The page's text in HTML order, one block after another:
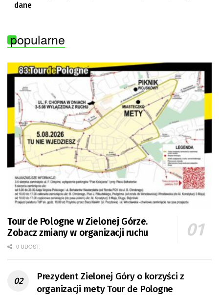
dane
popularne
Tour de Pologne w Zielonej Górze.
Zobacz zmiany w organizacji ruchu
0 UDOST.
Prezydent Zielonej Góry o korzyści z
organizacji mety Tour de Pologne